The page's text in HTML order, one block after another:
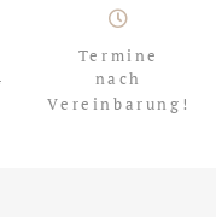
Termine
nach
Vereinbarung!